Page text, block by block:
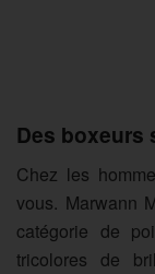
Des boxeurs
Chez les
vous. Marwann
catégorie de
tricolores de